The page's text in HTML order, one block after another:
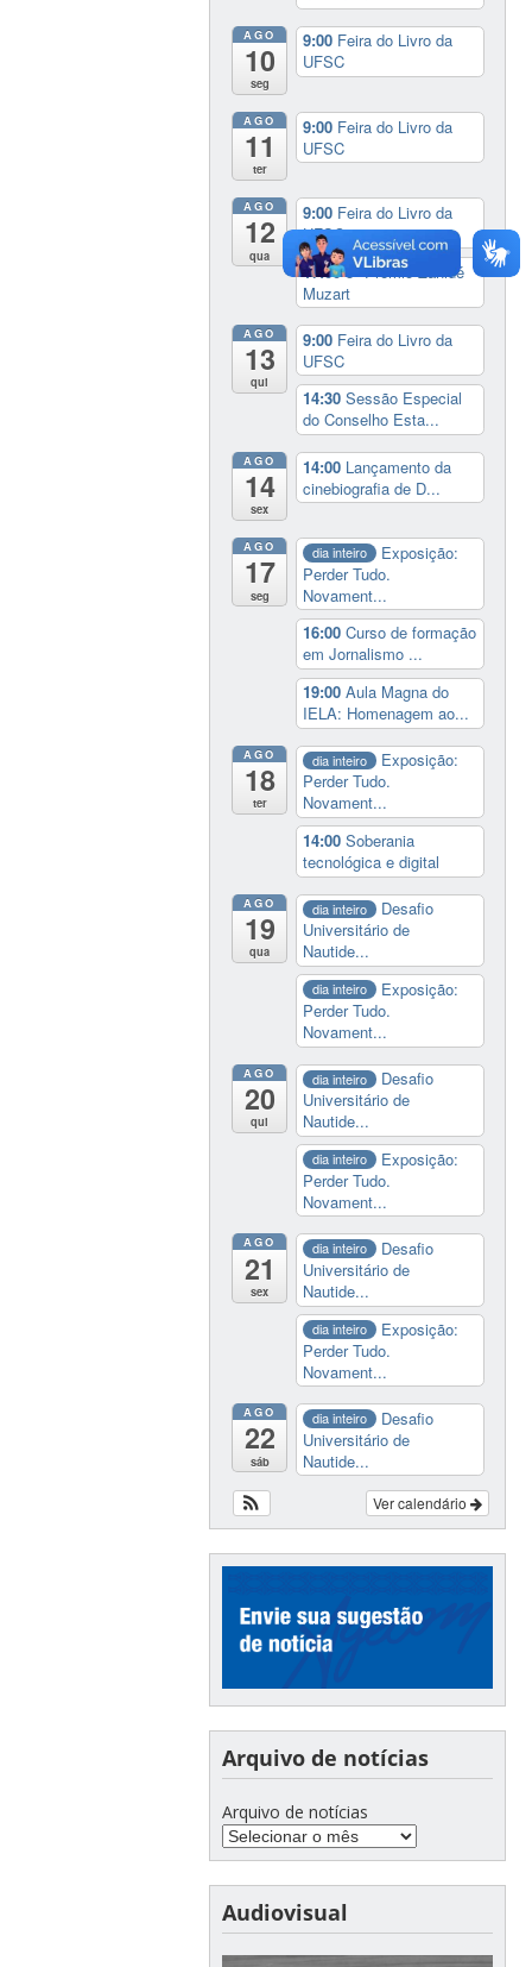
AGO
10
seg
9:00 Feira do Livro da
UFSC
AGO
11
ter
9:00 Feira do Livro da
UFSC
AGO
12
qua
9:00 Feira do Livro da
UFSC
17:00 3º Prêmio Zahidé
Muzart
AGO
13
qui
9:00 Feira do Livro da
UFSC
14:30Sessão Especial
do Conselho Esta...
AGO
14
sex
14:00 Lançamento da
cinebiografia de D...
AGO
17
seg
dia inteiro
Exposição:
Perder Tudo.
Novament...
16:00Curso de formação
em Jornalismo ...
19:00Aula Magna do
IELA: Homenagem ao...
AGO
18
ter
dia inteiro
Exposição:
Perder Tudo.
Novament...
14:00Soberania
tecnológica e digital
AGO
19
qua
dia inteiro
Desafio
Universitário de
Nautide...
dia inteiro
Exposição:
Perder Tudo.
Novament...
AGO
20
qui
dia inteiro
Desafio
Universitário de
Nautide...
dia inteiro
Exposição:
Perder Tudo.
Novament...
AGO
21
sex
dia inteiro
Desafio
Universitário de
Nautide...
dia inteiro
Exposição:
Perder Tudo.
Novament...
AGO
22
sáb
dia inteiro
Desafio
Universitário de
Nautide...
Ver calendário
Arquivo de notícias
Arquivo de notícias
Audiovisual